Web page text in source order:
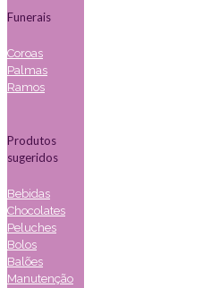
Funerais
Coroas
Palmas
Ramos
Produtos
sugeridos
Bebidas
Chocolates
Peluches
Bolos
Balões
Manutenção